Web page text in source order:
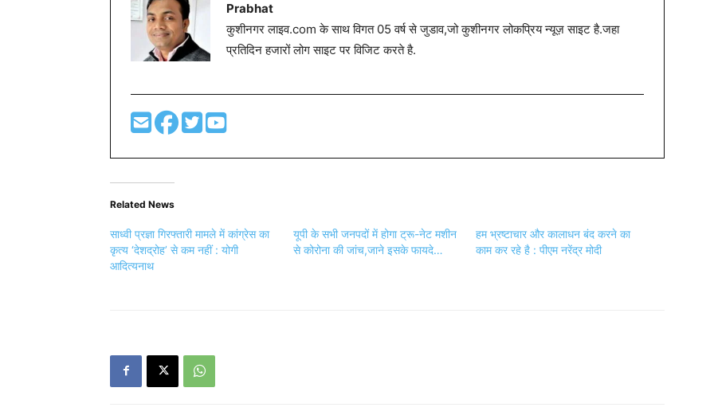
Prabhat
कुशीनगर लाइव.com के साथ विगत 05 वर्ष से जुडाव,जो कुशीनगर लोकप्रिय न्यूज़ साइट है.जहा
प्रतिदिन हजारों लोग साइट पर विजिट करते है.
Related News
साध्वी प्रज्ञा गिरफ्तारी मामले में कांग्रेस का
कृत्य ‘देशद्रोह’ से कम नहीं : योगी
आदित्‍यनाथ
यूपी के सभी जनपदों में होगा ट्रू-नेट मशीन
से कोरोना की जांच,जाने इसके फायदे…
हम भ्रष्टाचार और कालाधन बंद करने का
काम कर रहे है : पीएम नरेंद्र मोदी